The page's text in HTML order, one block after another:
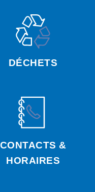
DÉCHETS
CONTACTS &
HORAIRES